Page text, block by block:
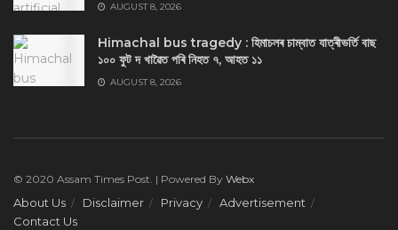
AUGUST 8, 2026
Himachal bus tragedy : হিমাচলৰ চাম্বাত যাত্ৰীভৰ্তি বাছ
১০০ ফুট দ খাৱৈত পৰি নিহত ৭, আহত ১১
AUGUST 8, 2026
© 2020 Assam Times Post. | Powered By Webx
About Us Disclaimer Privacy
Advertisement
Contact Us